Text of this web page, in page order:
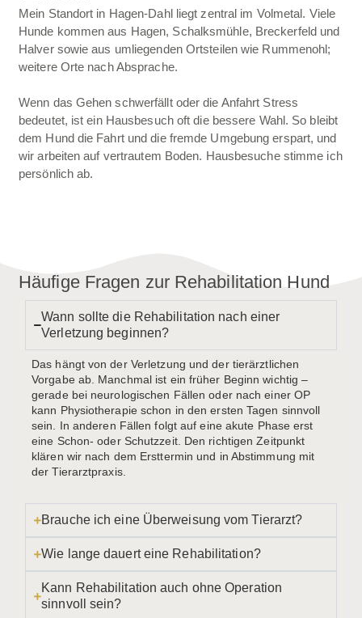
Mein Standort in Hagen-Dahl liegt zentral im Volmetal. Viele
Hunde kommen aus Hagen, Schalksmühle, Breckerfeld und
Halver sowie aus umliegenden Ortsteilen wie Rummenohl;
weitere Orte nach Absprache.
Wenn das Gehen schwerfällt oder die Anfahrt Stress
bedeutet, ist ein Hausbesuch oft die bessere Wahl. So bleibt
dem Hund die Fahrt und die fremde Umgebung erspart, und
wir arbeiten auf vertrautem Boden. Hausbesuche stimme ich
persönlich ab.
Häufige Fragen zur Rehabilitation Hund
Wann sollte die Rehabilitation nach einer
Verletzung beginnen?
Das hängt von der Verletzung und der tierärztlichen
Vorgabe ab. Manchmal ist ein früher Beginn wichtig –
gerade bei neurologischen Fällen oder nach einer OP
kann Physiotherapie schon in den ersten Tagen sinnvoll
sein. In anderen Fällen folgt auf eine akute Phase erst
eine Schon- oder Schutzzeit. Den richtigen Zeitpunkt
klären wir nach dem Ersttermin und in Abstimmung mit
der Tierarztpraxis.
Brauche ich eine Überweisung vom Tierarzt?
Wie lange dauert eine Rehabilitation?
Kann Rehabilitation auch ohne Operation
sinnvoll sein?